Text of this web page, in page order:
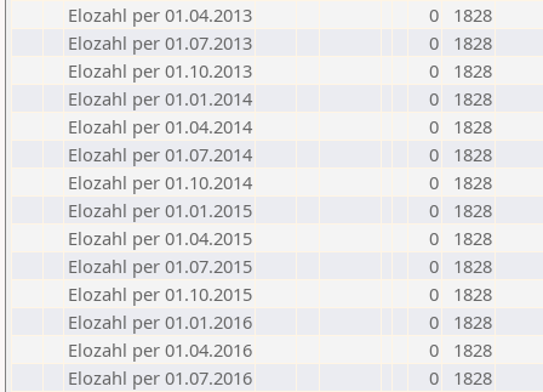
Elozahl per 01.04.2013
0
1828
Elozahl per 01.07.2013
0
1828
Elozahl per 01.10.2013
0
1828
Elozahl per 01.01.2014
0
1828
Elozahl per 01.04.2014
0
1828
Elozahl per 01.07.2014
0
1828
Elozahl per 01.10.2014
0
1828
Elozahl per 01.01.2015
0
1828
Elozahl per 01.04.2015
0
1828
Elozahl per 01.07.2015
0
1828
Elozahl per 01.10.2015
0
1828
Elozahl per 01.01.2016
0
1828
Elozahl per 01.04.2016
0
1828
Elozahl per 01.07.2016
0
1828